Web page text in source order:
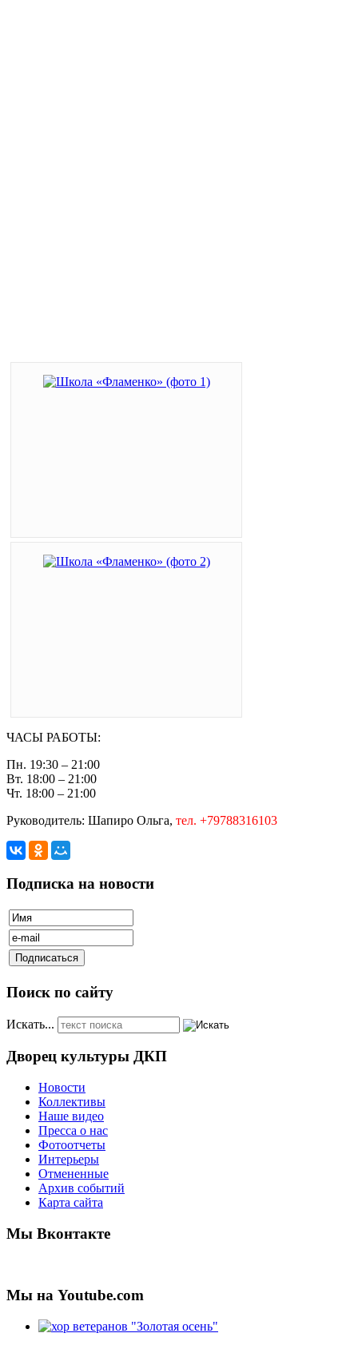
ЧАСЫ РАБОТЫ:
Пн. 19:30 – 21:00
Вт. 18:00 – 21:00
Чт. 18:00 – 21:00
Руководитель: Шапиро Ольга, тел. +79788316103
Подписка на новости
Поиск по сайту
Искать...
Дворец культуры ДКП
Новости
Коллективы
Наше видео
Пресса о нас
Фотоотчеты
Интерьеры
Отмененные
Архив событий
Карта сайта
Мы Вконтакте
Мы на Youtube.com